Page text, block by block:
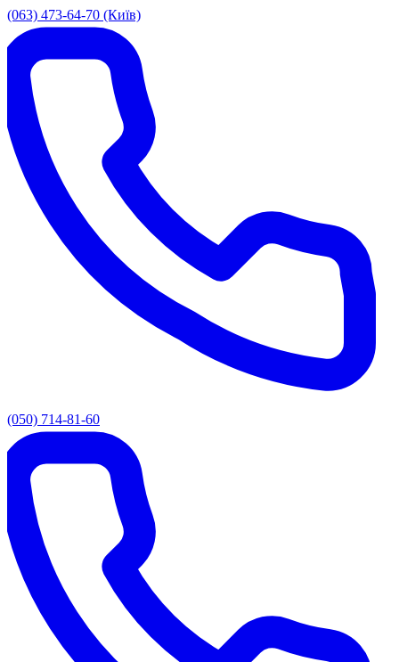
(063) 473-64-70 (Київ)
(050) 714-81-60